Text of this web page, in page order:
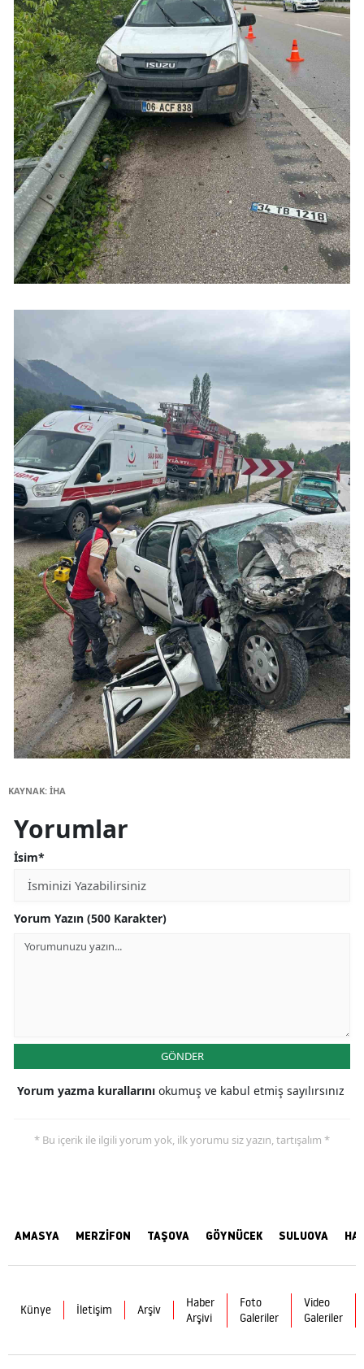
KAYNAK: İHA
Yorumlar
İsim*
Yorum Yazın (500 Karakter)
GÖNDER
Yorum yazma kurallarını okumuş ve kabul etmiş sayılırsınız
* Bu içerik ile ilgili yorum yok, ilk yorumu siz yazın, tartışalım *
AMASYA MERZİFON TAŞOVA GÖYNÜCEK SULUOVA
Künye İletişim Arşiv
Haber
Arşivi
Foto
Galeriler
Video
Galeriler